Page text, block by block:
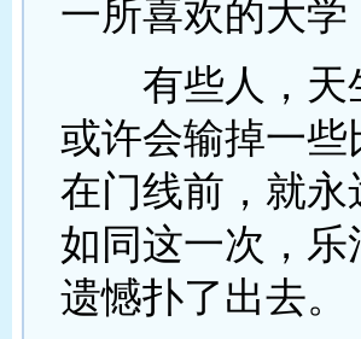
一所喜欢的大
有些人，天
或许会输掉一
在门线前，就
如同这一次，
遗憾扑了出去。